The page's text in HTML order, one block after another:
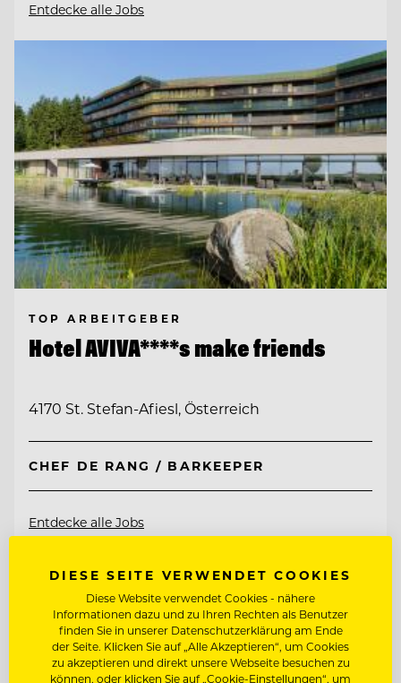
Entdecke alle Jobs
TOP ARBEITGEBER
Hotel AVIVA****s make friends
4170 St. Stefan-Afiesl, Österreich
CHEF DE RANG / BARKEEPER
Entdecke alle Jobs
DIESE SEITE VERWENDET COOKIES
Diese Website verwendet Cookies - nähere
Informationen dazu und zu Ihren Rechten als Benutzer
finden Sie in unserer Datenschutzerklärung am Ende
der Seite. Klicken Sie auf „Alle Akzeptieren“, um Cookies
zu akzeptieren und direkt unsere Webseite besuchen zu
können, oder klicken Sie auf „Cookie-Einstellungen“, um